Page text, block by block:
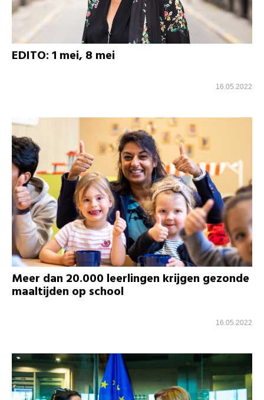
EDITO: 1 mei, 8 mei
16.05.2022
Meer dan 20.000 leerlingen krijgen gezonde
maaltijden op school
16.05.2022